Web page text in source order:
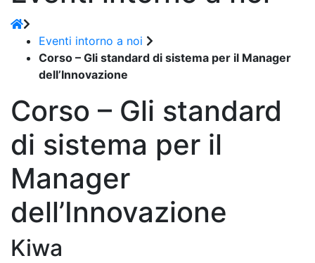
Eventi intorno a noi
Corso – Gli standard di sistema per il Manager
dell’Innovazione
Corso – Gli standard
di sistema per il
Manager
dell’Innovazione
Kiwa